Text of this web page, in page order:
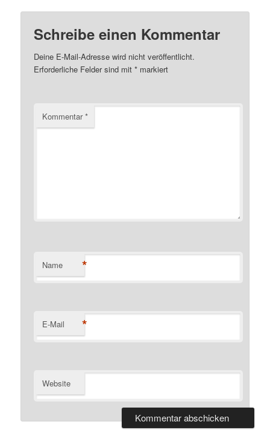
Schreibe einen Kommentar
Deine E-Mail-Adresse wird nicht veröffentlicht.
Erforderliche Felder sind mit* markiert
Kommentar*
Name *
E-Mail *
Website